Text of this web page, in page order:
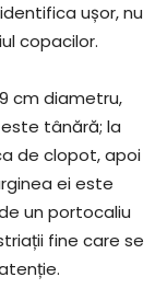
ușor, nu
copacilor.
cm diametru,
tânără; la
de clopot, apoi
ei este
un portocaliu
fine care se